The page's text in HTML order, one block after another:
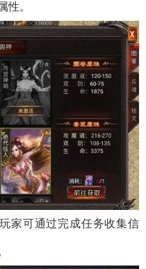
性。
家可通过完成任务收集信